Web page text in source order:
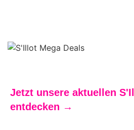
Jetzt unsere aktuellen
entdecken →